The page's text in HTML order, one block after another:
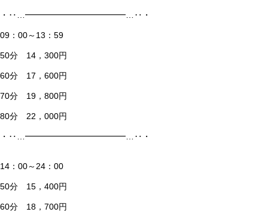
・‥…━━━━━━━━━━━━…‥・
09：00～13：59
50分 14，300円
60分 17，600円
70分 19，800円
80分 22，000円
・‥…━━━━━━━━━━━━…‥・
14：00～24：00
50分 15，400円
60分 18，700円